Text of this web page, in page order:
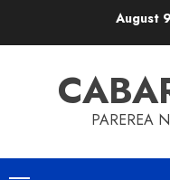
August
PAREREA